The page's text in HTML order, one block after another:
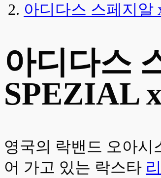
아디다스 스페지알
아디다스
SPEZIAL
영국의 락밴드 오아시
어 가고 있는 락스타